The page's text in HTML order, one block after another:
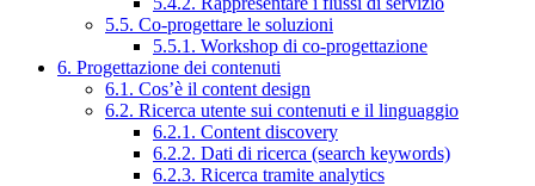
5.5. Co-progettare le soluzioni
5.5.1. Workshop di co-progettazione
6. Progettazione dei contenuti
6.1. Cos’è il content design
6.2. Ricerca utente sui contenuti e il linguaggio
6.2.1. Content discovery
6.2.2. Dati di ricerca (search keywords)
6.2.3. Ricerca tramite analytics